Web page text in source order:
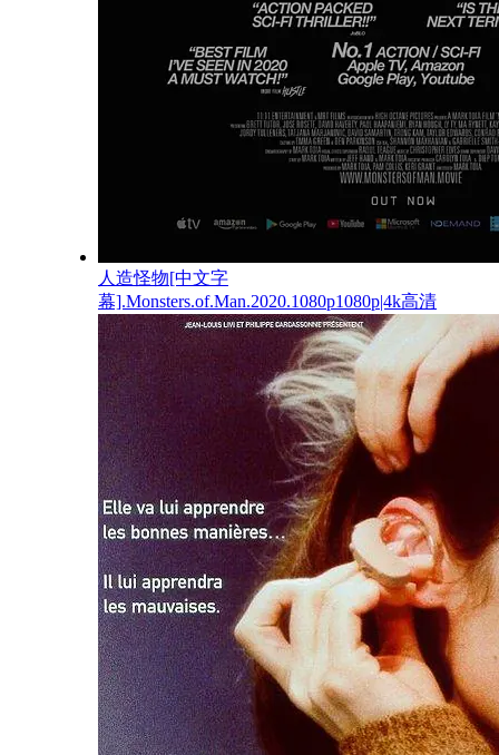
人造怪物[中文字
幕].Monsters.of.Man.2020.1080p1080p|4k高清